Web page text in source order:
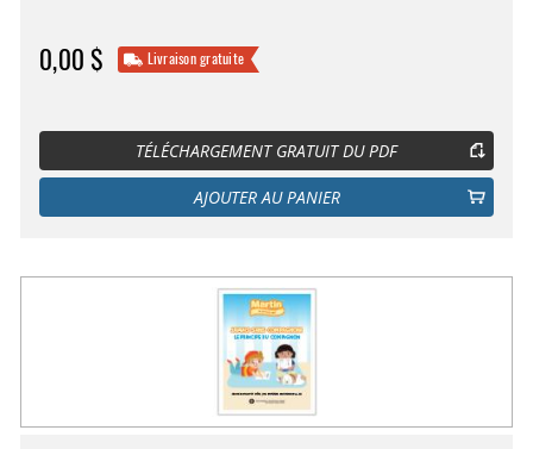
0,00 $ Livraison gratuite
TÉLÉCHARGEMENT GRATUIT DU PDF
AJOUTER AU PANIER